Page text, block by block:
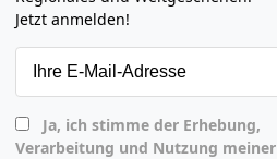
Jetzt anmelden!
Verarbeitung und Nutzung meiner